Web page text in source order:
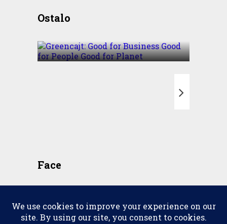
OstaloBusiness Good for People
Face